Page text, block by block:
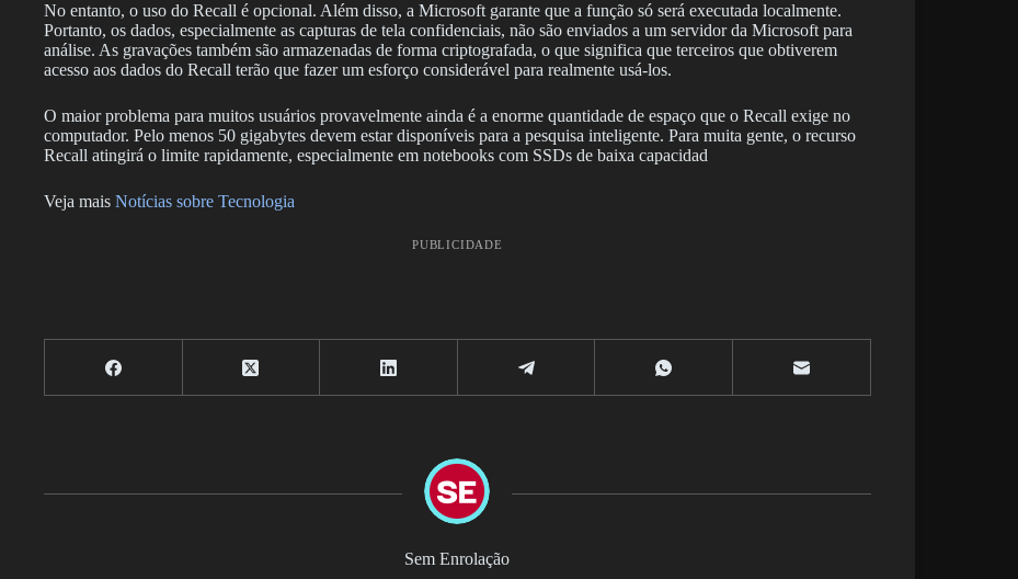
No entanto, o uso do Recall é opcional. Além disso, a Microsoft garante que a função só será executada localmente.
Portanto, os dados, especialmente as capturas de tela confidenciais, não são enviados a um servidor da Microsoft para
análise. As gravações também são armazenadas de forma criptografada, o que significa que terceiros que obtiverem
acesso aos dados do Recall terão que fazer um esforço considerável para realmente usá-los.
O maior problema para muitos usuários provavelmente ainda é a enorme quantidade de espaço que o Recall exige no
computador. Pelo menos 50 gigabytes devem estar disponíveis para a pesquisa inteligente. Para muita gente, o recurso
Recall atingirá o limite rapidamente, especialmente em notebooks com SSDs de baixa capacidad
Veja mais Notícias sobre Tecnologia
PUBLICIDADE
Sem Enrolação